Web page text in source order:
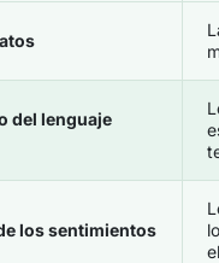
del lenguaje
los sentimientos